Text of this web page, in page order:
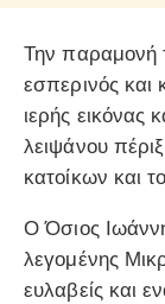
Την παραμονή
εσπερινός και
ιερής εικόνας
λειψάνου
κατοίκων και
Ο Όσιος
λεγομένης
ευλαβείς και